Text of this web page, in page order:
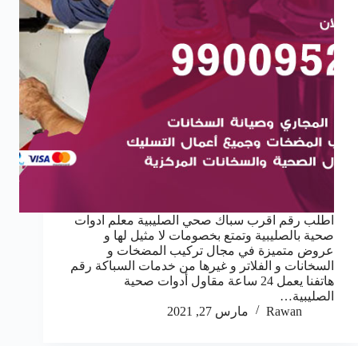
اطلب رقم اقرب سباك صحي الصليبية معلم ادوات
صحية بالصليبية وتمتع بخصومات لا مثيل لها و
عروض متميزة في مجال تركيب المضخات و
السخانات و الفلاتر و غيرها من خدمات السباكة رقم
هاتفنا يعمل 24 ساعة مقاول أدوات صحية
الصليبية…
Rawan
مارس 27, 2021